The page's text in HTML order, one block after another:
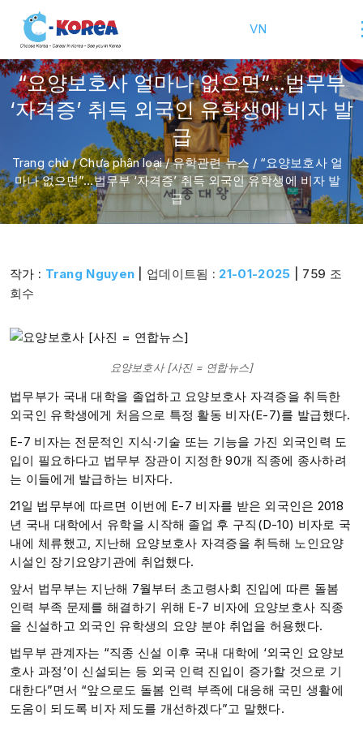
VN
“요양보호사 얼마나 없으면”…법무부
‘자격증’ 취득 외국인 유학생에 비자 발
급
Trang chủ/Chưa phân loại/유학관련 뉴스 / “요양보호사 얼
마나 없으면”…법무부 ‘자격증’ 취득 외국인 유학생에 비자 발
급
작가 : Trang Nguyen | 업데이트됨 : 21-01-2025 | 759 조
회수
요양보호사 [사진 = 연합뉴스]
법무부가 국내 대학을 졸업하고 요양보호사 자격증을 취득한
외국인 유학생에게 처음으로 특정 활동 비자(E-7)를 발급했다.
E-7 비자는 전문적인 지식·기술 또는 기능을 가진 외국인력 도
입이 필요하다고 법무부 장관이 지정한 90개 직종에 종사하려
는 이들에게 발급하는 비자다.
21일 법무부에 따르면 이번에 E-7 비자를 받은 외국인은 2018
년 국내 대학에서 유학을 시작해 졸업 후 구직(D-10) 비자로 국
내에 체류했고, 지난해 요양보호사 자격증을 취득해 노인요양
시설인 장기요양기관에 취업했다.
앞서 법무부는 지난해 7월부터 초고령사회 진입에 따른 돌봄
인력 부족 문제를 해결하기 위해 E-7 비자에 요양보호사 직종
을 신설하고 외국인 유학생의 요양 분야 취업을 허용했다.
법무부 관계자는 “직종 신설 이후 국내 대학에 ‘외국인 요양보
호사 과정’이 신설되는 등 외국 인력 진입이 증가할 것으로 기
대한다”면서 “앞으로도 돌봄 인력 부족에 대응해 국민 생활에
도움이 되도록 비자 제도를 개선하겠다”고 말했다.